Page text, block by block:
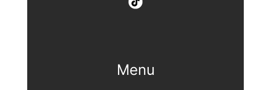
Menu